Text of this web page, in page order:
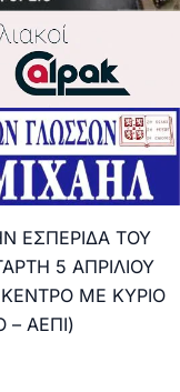
ΕΣΠΕΡΙΔΑ ΤΟΥ
5 ΑΠΡΙΛΙΟΥ
ΚΕΝΤΡΟ ΜΕ ΚΥΡΙΟ
– ΑΕΠΙ)